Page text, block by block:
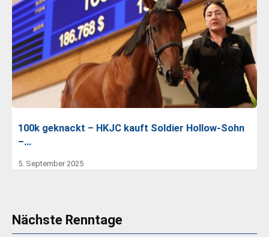
100k geknackt – HKJC kauft Soldier Hollow-Sohn
–…
5. September 2025
Nächste Renntage